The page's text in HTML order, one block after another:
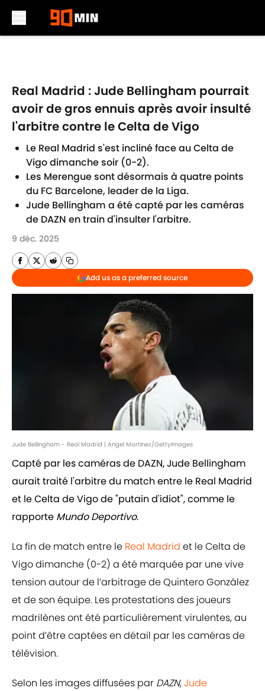
Real Madrid : Jude Bellingham pourrait
avoir de gros ennuis après avoir insulté
l'arbitre contre le Celta de Vigo
Le Real Madrid s'est incliné face au Celta de
Vigo dimanche soir (0-2).
Les Merengue sont désormais à quatre points
du FC Barcelone, leader de la Liga.
Jude Bellingham a été capté par les caméras
de DAZN en train d'insulter l'arbitre.
9 déc. 2025
Add us as a preferred source
Jude Bellingham - Real Madrid | Angel Martinez/GettyImages
Capté par les caméras de DAZN, Jude Bellingham
aurait traité l'arbitre du match entre le Real Madrid
et le Celta de Vigo de "putain d'idiot", comme le
rapporte Mundo Deportivo.
La fin de match entre le Real Madrid et le Celta de
Vigo dimanche (0-2) a été marquée par une vive
tension autour de l’arbitrage de Quintero González
et de son équipe. Les protestations des joueurs
madrilènes ont été particulièrement virulentes, au
point d’être captées en détail par les caméras de
télévision.
Selon les images diffusées par DAZN,Jude